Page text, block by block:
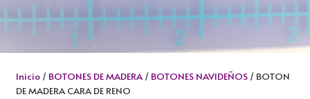
Inicio/ BOTONES DE MADERA/ BOTONES NAVIDEÑOS/ BOTON
DE MADERA CARA DE RENO